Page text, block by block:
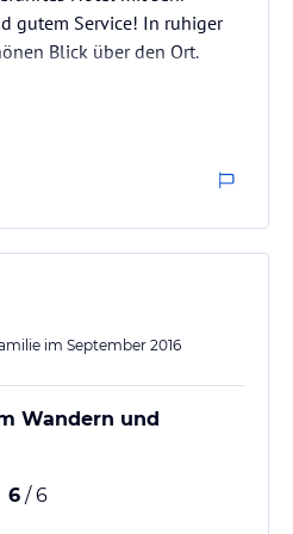
gutem Service! In ruhiger
Blick über den Ort.
im September 2016
Wandern und
6 / 6